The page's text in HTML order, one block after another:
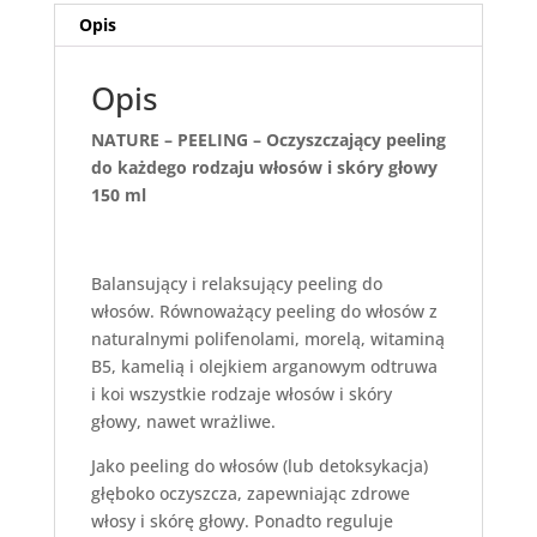
Opis
Opis
NATURE – PEELING – Oczyszczający peeling
do każdego rodzaju włosów i skóry głowy
150 ml
Balansujący i relaksujący peeling do
włosów. Równoważący peeling do włosów z
naturalnymi polifenolami, morelą, witaminą
B5, kamelią i olejkiem arganowym odtruwa
i koi wszystkie rodzaje włosów i skóry
głowy, nawet wrażliwe.
Jako peeling do włosów (lub detoksykacja)
głęboko oczyszcza, zapewniając zdrowe
włosy i skórę głowy. Ponadto reguluje